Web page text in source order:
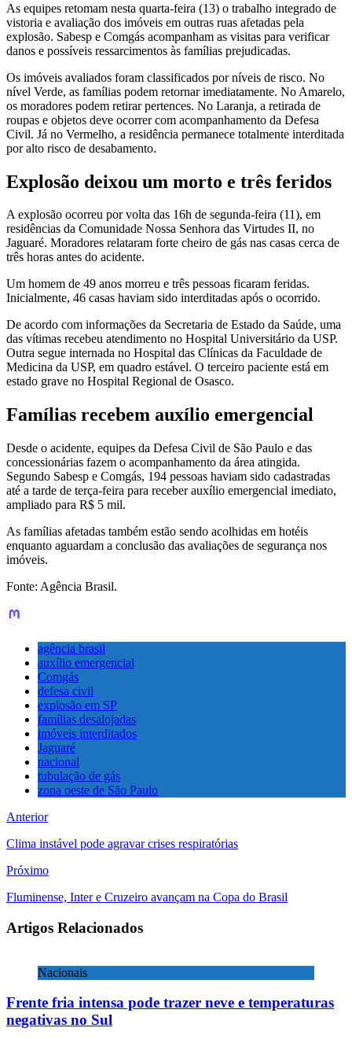
As equipes retomam nesta quarta-feira (13) o trabalho integrado de
vistoria e avaliação dos imóveis em outras ruas afetadas pela
explosão. Sabesp e Comgás acompanham as visitas para verificar
danos e possíveis ressarcimentos às famílias prejudicadas.
Os imóveis avaliados foram classificados por níveis de risco. No
nível Verde, as famílias podem retornar imediatamente. No Amarelo,
os moradores podem retirar pertences. No Laranja, a retirada de
roupas e objetos deve ocorrer com acompanhamento da Defesa
Civil. Já no Vermelho, a residência permanece totalmente interditada
por alto risco de desabamento.
Explosão deixou um morto e três feridos
A explosão ocorreu por volta das 16h de segunda-feira (11), em
residências da Comunidade Nossa Senhora das Virtudes II, no
Jaguaré. Moradores relataram forte cheiro de gás nas casas cerca de
três horas antes do acidente.
Um homem de 49 anos morreu e três pessoas ficaram feridas.
Inicialmente, 46 casas haviam sido interditadas após o ocorrido.
De acordo com informações da Secretaria de Estado da Saúde, uma
das vítimas recebeu atendimento no Hospital Universitário da USP.
Outra segue internada no Hospital das Clínicas da Faculdade de
Medicina da USP, em quadro estável. O terceiro paciente está em
estado grave no Hospital Regional de Osasco.
Famílias recebem auxílio emergencial
Desde o acidente, equipes da Defesa Civil de São Paulo e das
concessionárias fazem o acompanhamento da área atingida.
Segundo Sabesp e Comgás, 194 pessoas haviam sido cadastradas
até a tarde de terça-feira para receber auxílio emergencial imediato,
ampliado para R$ 5 mil.
As famílias afetadas também estão sendo acolhidas em hotéis
enquanto aguardam a conclusão das avaliações de segurança nos
imóveis.
Fonte: Agência Brasil.
agência brasil
auxílio emergencial
Comgás
defesa civil
explosão em SP
famílias desalojadas
imóveis interditados
Jaguaré
nacional
tubulação de gás
zona oeste de São Paulo
Anterior
Clima instável pode agravar crises respiratórias
Próximo
Fluminense, Inter e Cruzeiro avançam na Copa do Brasil
Artigos Relacionados
Nacionais
Frente fria intensa pode trazer neve e temperaturas
negativas no Sul